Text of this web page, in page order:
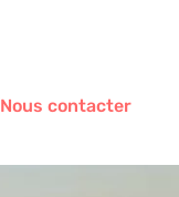
Nous contacter